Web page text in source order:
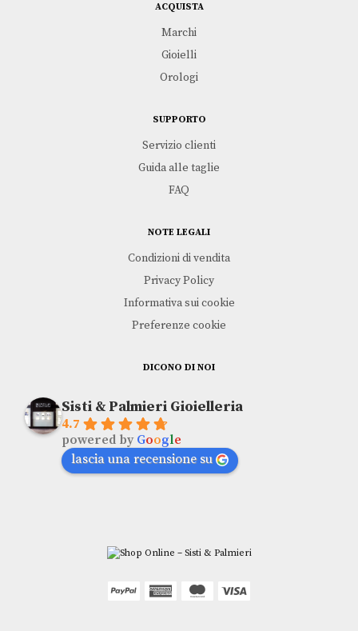
ACQUISTA
Marchi
Gioielli
Orologi
SUPPORTO
Servizio clienti
Guida alle taglie
FAQ
NOTE LEGALI
Condizioni di vendita
Privacy Policy
Informativa sui cookie
Preferenze cookie
DICONO DI NOI
Sisti & Palmieri Gioielleria
4.7
powered by Google
lascia una recensione su